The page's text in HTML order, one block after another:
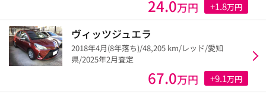
24.0万円 +1.8万円
ヴィッツジュエラ
2018年4月(8年落ち)/48,205 km/レッド/愛知
県/2025年2月査定
67.0万円 +9.1万円